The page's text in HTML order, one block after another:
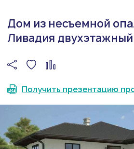
Дом из несъемной
Ливадия двухэтажный
Получить презентацию